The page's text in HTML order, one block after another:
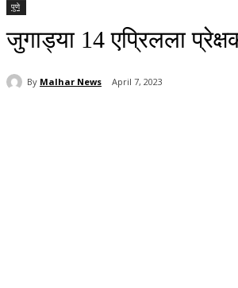
पुणे
जुगाड्या 14 एप्रिलला
By Malhar News April 7, 2023